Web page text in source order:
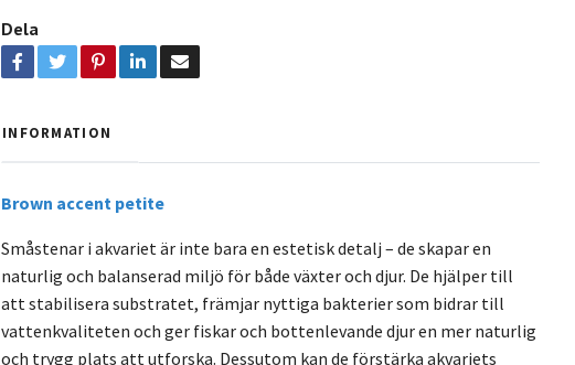
Dela
INFORMATION
Brown accent petite
Småstenar i akvariet är inte bara en estetisk detalj – de skapar en
naturlig och balanserad miljö för både växter och djur. De hjälper till
att stabilisera substratet, främjar nyttiga bakterier som bidrar till
vattenkvaliteten och ger fiskar och bottenlevande djur en mer naturlig
och trygg plats att utforska. Dessutom kan de förstärka akvariets